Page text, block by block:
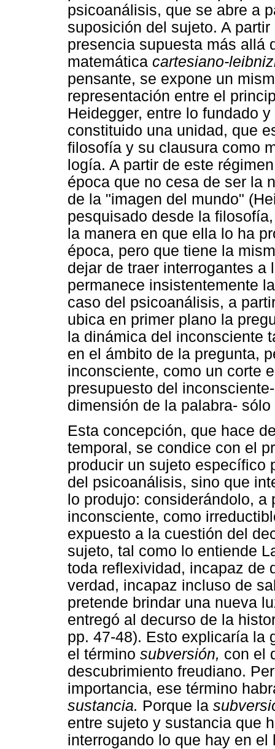
psicoanálisis, que se abre a
suposición del sujeto. A
presencia supuesta más allá
matemática cartesiano-
pensante, se expone un
representación entre el
Heidegger, entre lo fundado
constituido una unidad, que
filosofía y su clausura como
logía. A partir de este
época que no cesa de ser la
de la "imagen del mundo"
pesquisado desde la
la manera en que ella lo ha
época, pero que tiene la
dejar de traer interrogantes
permanece insistentemente
caso del psicoanálisis, a
ubica en primer plano la
la dinámica del inconsciente
en el ámbito de la pregunta,
inconsciente, como un corte
presupuesto del
dimensión de la palabra-
Esta concepción, que hace
temporal, se condice con el
producir un sujeto específico
del psicoanálisis, sino que
lo produjo: considerándolo, a
inconsciente, como
expuesto a la cuestión del
sujeto, tal como lo entiende
toda reflexividad, incapaz de
verdad, incapaz incluso de
pretende brindar una nueva
entregó al decurso de la
pp. 47-48). Esto explicaría la
el término subversión, con el
descubrimiento freudiano.
importancia, ese término
sustancia. Porque la
entre sujeto y sustancia que
interrogando lo que hay en